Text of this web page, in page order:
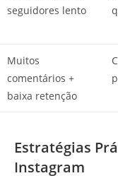
seguidores lento
Muitos
comentários +
baixa retenção
Estratégias
Instagram